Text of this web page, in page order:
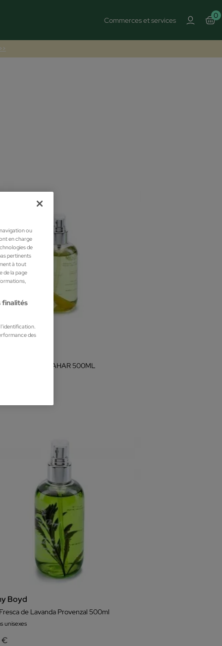
Commerces et services
0
FRESCA DE AZAHAR 500ML
Boyd
de Lavanda Provenzal 500ml
unisexes
€
ou
en charge
de
pertinents
à tout
de la page
finalités
des